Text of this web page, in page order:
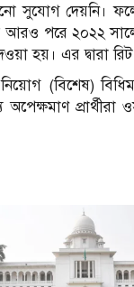
সুযোগ দেয়নি।
আরও পরে ২০২২
হয়। এর দ্বারা
(বিশেষ)